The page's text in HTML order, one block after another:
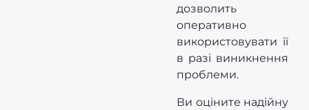
дозволить
оперативно
використовувати її
в разі виникнення
проблеми.
Ви оціните надійну